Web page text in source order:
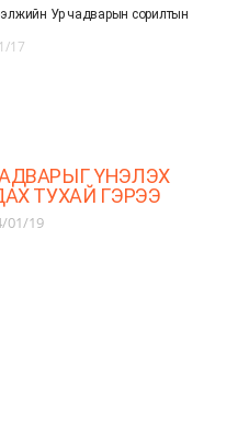
Ур чадварын сорилтын
17
ҮНЭЛЭХ
ТУХАЙ ГЭРЭЭ
01/19